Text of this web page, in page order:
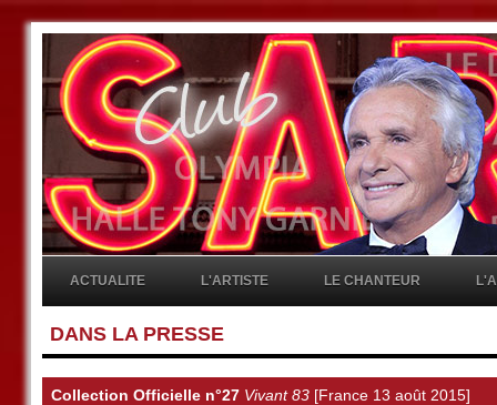
ACTUALITE L'ARTISTE LE CHANTEUR
DANS LA PRESSE
Collection Officielle n°27 Vivant 83[France 13 août 2015]